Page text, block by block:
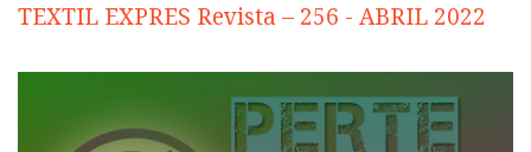
TEXTIL EXPRES Revista – 256 - ABRIL 2022